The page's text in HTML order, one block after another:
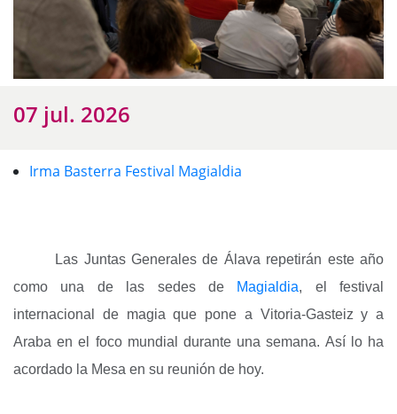
07 jul. 2026
Irma Basterra Festival Magialdia
Las Juntas Generales de Álava repetirán este año
como una de las sedes de
Magialdia, el festival
internacional de magia que pone a Vitoria-Gasteiz y a
Araba en el foco mundial durante una semana. Así lo ha
acordado la Mesa en su reunión de hoy.